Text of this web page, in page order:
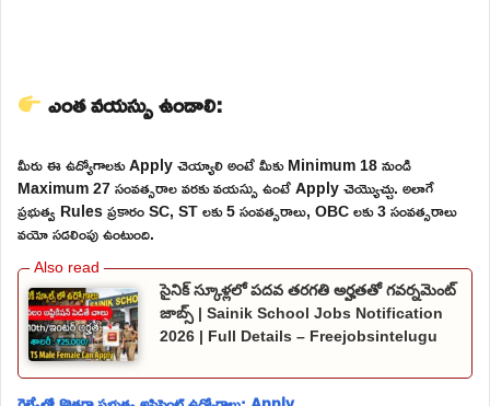
ఎంత వయస్సు ఉండాలి:
మీరు ఈ ఉద్యోగాలకు Apply చెయ్యాలి అంటే మీకు Minimum 18 నుండి
Maximum 27 సంవత్సరాల వరకు వయస్సు ఉంటే Apply చెయ్యొచ్చు. అలాగే
ప్రభుత్వ Rules ప్రకారం SC, ST లకు 5 సంవత్సరాలు, OBC లకు 3 సంవత్సరాలు
వయో సడలింపు ఉంటుంది.
సైనిక్ స్కూళ్లలో పదవ తరగతి అర్హతతో గవర్నమెంట్
జాబ్స్ | Sainik School Jobs Notification
2026 | Full Details – Freejobsintelugu